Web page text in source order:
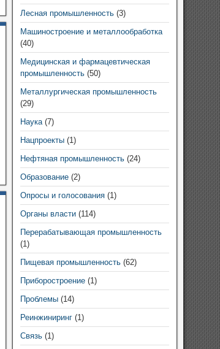
Лесная промышленность(3)
Машиностроение и металлообработка
(40)
Медицинская и фармацевтическая
промышленность(50)
Металлургическая промышленность
(29)
Наука(7)
Нацпроекты(1)
Нефтяная промышленность(24)
Образование(2)
Опросы и голосования(1)
Органы власти(114)
Перерабатывающая промышленность
(1)
Пищевая промышленность(62)
Приборостроение(1)
Проблемы(14)
Реинжиниринг(1)
Связь(1)